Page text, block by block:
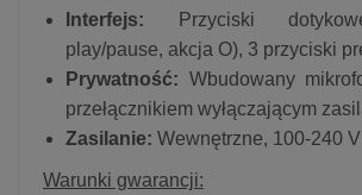
Interfejs: Przyciski
play/pause, akcja O), 3 przyciski
Prywatność: Wbudowany
przełącznikiem wyłączającym
Zasilanie: Wewnętrzne, 100-240
Warunki gwarancji: